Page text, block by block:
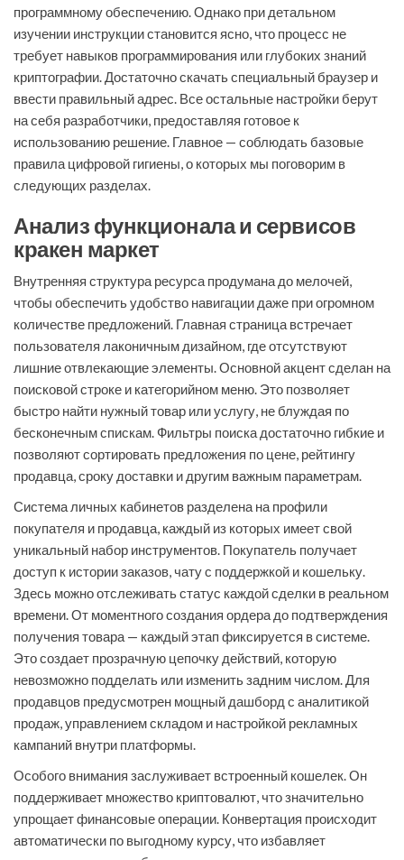
программному обеспечению. Однако при детальном
изучении инструкции становится ясно, что процесс не
требует навыков программирования или глубоких знаний
криптографии. Достаточно скачать специальный браузер и
ввести правильный адрес. Все остальные настройки берут
на себя разработчики, предоставляя готовое к
использованию решение. Главное — соблюдать базовые
правила цифровой гигиены, о которых мы поговорим в
следующих разделах.
Анализ функционала и сервисов
кракен маркет
Внутренняя структура ресурса продумана до мелочей,
чтобы обеспечить удобство навигации даже при огромном
количестве предложений. Главная страница встречает
пользователя лаконичным дизайном, где отсутствуют
лишние отвлекающие элементы. Основной акцент сделан на
поисковой строке и категорийном меню. Это позволяет
быстро найти нужный товар или услугу, не блуждая по
бесконечным спискам. Фильтры поиска достаточно гибкие и
позволяют сортировать предложения по цене, рейтингу
продавца, сроку доставки и другим важным параметрам.
Система личных кабинетов разделена на профили
покупателя и продавца, каждый из которых имеет свой
уникальный набор инструментов. Покупатель получает
доступ к истории заказов, чату с поддержкой и кошельку.
Здесь можно отслеживать статус каждой сделки в реальном
времени. От моментного создания ордера до подтверждения
получения товара — каждый этап фиксируется в системе.
Это создает прозрачную цепочку действий, которую
невозможно подделать или изменить задним числом. Для
продавцов предусмотрен мощный дашборд с аналитикой
продаж, управлением складом и настройкой рекламных
кампаний внутри платформы.
Особого внимания заслуживает встроенный кошелек. Он
поддерживает множество криптовалют, что значительно
упрощает финансовые операции. Конвертация происходит
автоматически по выгодному курсу, что избавляет